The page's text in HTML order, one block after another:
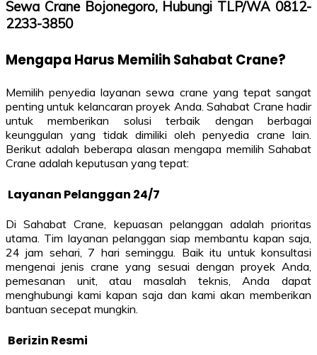
Sewa Crane Bojonegoro, Hubungi TLP/WA 0812-
2233-3850
Mengapa Harus Memilih Sahabat Crane?
Memilih penyedia layanan sewa crane yang tepat sangat
penting untuk kelancaran proyek Anda. Sahabat Crane hadir
untuk memberikan solusi terbaik dengan berbagai
keunggulan yang tidak dimiliki oleh penyedia crane lain.
Berikut adalah beberapa alasan mengapa memilih Sahabat
Crane adalah keputusan yang tepat:
Layanan Pelanggan 24/7
Di Sahabat Crane, kepuasan pelanggan adalah prioritas
utama. Tim layanan pelanggan siap membantu kapan saja,
24 jam sehari, 7 hari seminggu. Baik itu untuk konsultasi
mengenai jenis crane yang sesuai dengan proyek Anda,
pemesanan unit, atau masalah teknis, Anda dapat
menghubungi kami kapan saja dan kami akan memberikan
bantuan secepat mungkin.
Berizin Resmi